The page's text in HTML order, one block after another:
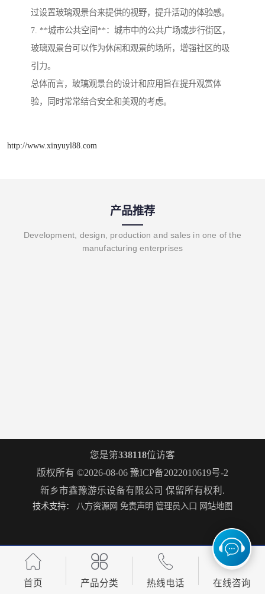
过设置玻璃观景台来提供的视野，提升活动的体验感。
7. **城市公共空间**：城市中的公共广场或步行街区，
玻璃观景台可以作为休闲和观景的场所，增强社区的吸
引力。
总体而言，玻璃观景台的设计和应用旨在提升观赏体
验，同时常常结合安全和美观的考虑。
http://www.xinyuyl88.com
产品推荐
Development, design, production and sales in one of the
manufacturing enterprises
您是第338118位访客
版权所有 ©2026-08-06 豫ICP备2022010619号-2
新乡市鑫豫游乐设备有限公司 保留所有权利.
技术支持： 八方资源网 免责声明 管理员入口 网站地图
首页 产品分类 热线电话 在线咨询